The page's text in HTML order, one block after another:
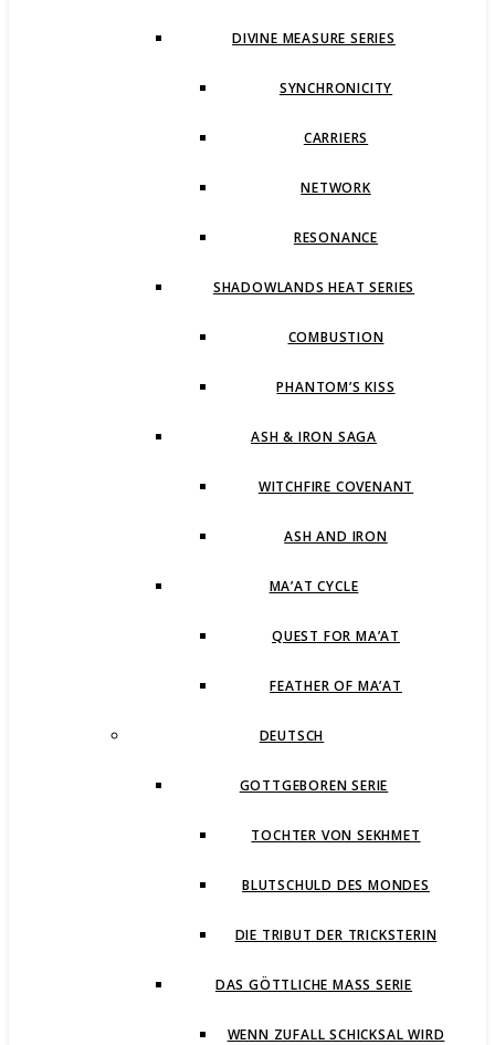
DIVINE MEASURE SERIES
SYNCHRONICITY
CARRIERS
NETWORK
RESONANCE
SHADOWLANDS HEAT SERIES
COMBUSTION
PHANTOM’S KISS
ASH & IRON SAGA
WITCHFIRE COVENANT
ASH AND IRON
MA’AT CYCLE
QUEST FOR MA’AT
FEATHER OF MA’AT
DEUTSCH
GOTTGEBOREN SERIE
TOCHTER VON SEKHMET
BLUTSCHULD DES MONDES
DIE TRIBUT DER TRICKSTERIN
DAS GÖTTLICHE MASS SERIE
WENN ZUFALL SCHICKSAL WIRD